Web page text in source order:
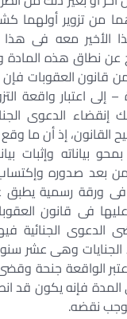
من تزوير أولهما
الأخير معه فى هذا
عن نطاق هذه
المادة 224 من قانون
إلى اعتبار واقعة
إنقضاء الدعوى
إذ أن ما وقع
بياناته وإثبات
بعد صدوره
ورقة رسمية يطبق
فى قانون
الدعوى الجنائية
الجنايات وهى عشر
الواقعة جنحة
المدة فإنه يكون
نقضه.